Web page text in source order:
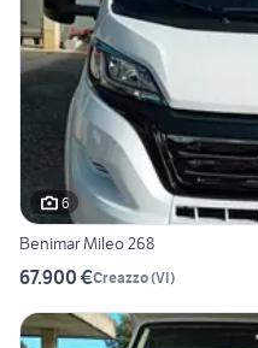
6
Benimar Mileo 268
67.900 €Creazzo(VI)